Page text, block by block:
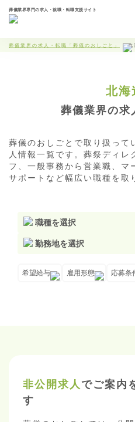
葬儀業界専門の求人・就職・転職支援サイト
葬儀業界の求人・転職「葬儀のおしごと」 北
北海
葬儀業界の求
葬儀のおしごとで取り扱って
人情報一覧です。葬祭ディレ
フ、一般事務から営業職、マ
サポートなど幅広い職種を取
職種を選択
勤務地を選択
希望給与 雇用形態 応募条
非公開求人でご案内
す